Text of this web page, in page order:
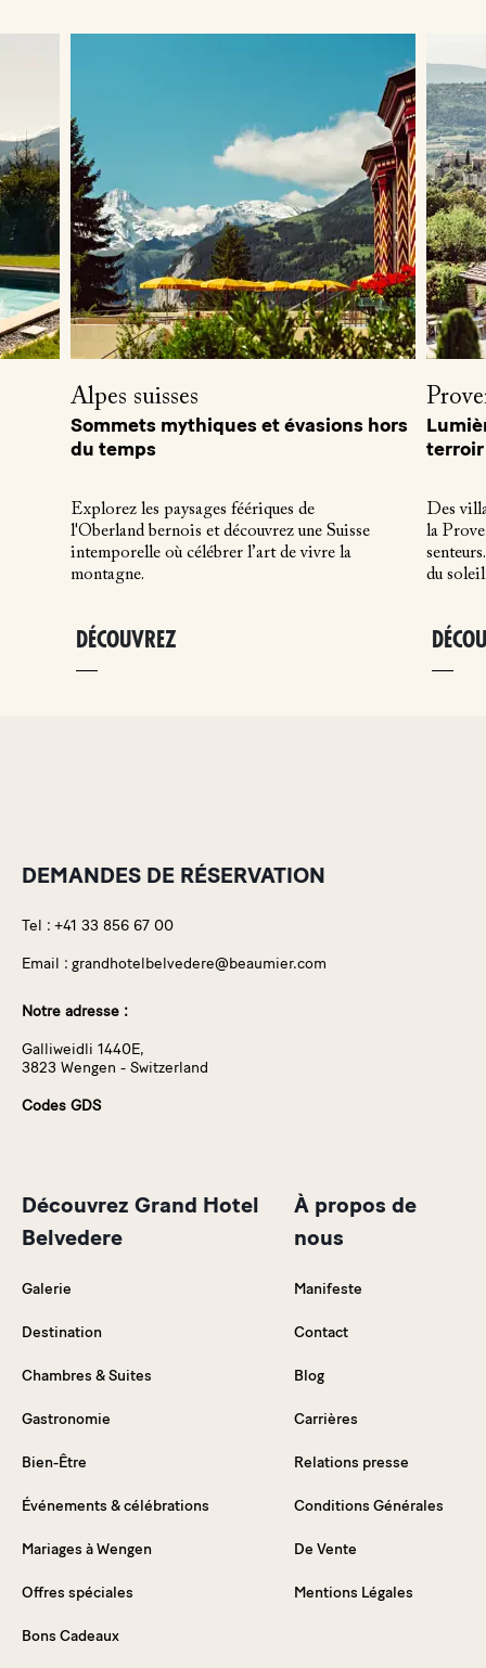
Alpes suisses
Sommets mythiques et évasions hors
du temps
Explorez les paysages féériques de
l'Oberland bernois et découvrez une Suisse
intemporelle où célébrer l’art de vivre la
montagne.
DÉCOUVREZ
terroir
Des
la
du soleil
DEMANDES DE RÉSERVATION
Tel : +41 33 856 67 00
Email : grandhotelbelvedere@beaumier.com
Notre adresse :
Galliweidli 1440E,
3823 Wengen - Switzerland
Codes GDS
Découvrez Grand Hotel
Belvedere
Galerie
Destination
Chambres & Suites
Gastronomie
Bien-Être
Événements & célébrations
Mariages à Wengen
Offres spéciales
Bons Cadeaux
À propos de
nous
Manifeste
Contact
Blog
Carrières
Relations presse
Conditions Générales
De Vente
Mentions Légales